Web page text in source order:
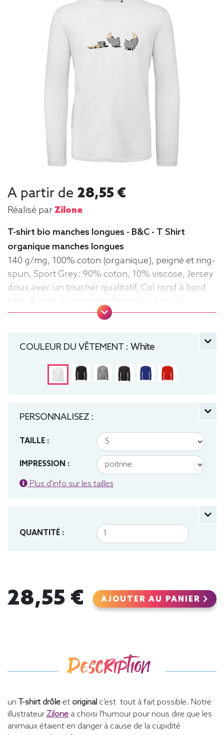
A partir de 28,55 €
Réalisé parZilone
T-shirt bio manches longues - B&C - T Shirt
organique manches longues
140 g/mg, 100% coton (organique), peigné et ring-
spun, Sport Grey: 90% coton, 10% viscose, Jersey
doux avec un toucher qualitatif, Col rond à bord
côte, Bande de propreté d'épaule à épaule,
Coutures latérales, puce de taille, Lavable jusqu'à
Léger, Homme, Col rond, Bio / Organic, B&C
COULEUR DU VÊTEMENT : White
PERSONNALISEZ :
TAILLE :
IMPRESSION :
Plus d'info sur les tailles
QUANTITÉ :
28,55 € AJOUTER AU PANIER
Description
un T-shirt drôle et original c'est tout à fait possible. Notre
illustrateur Zilone a choisi l'humour pour nous dire que les
animaux étaient en danger à cause de la cupidité